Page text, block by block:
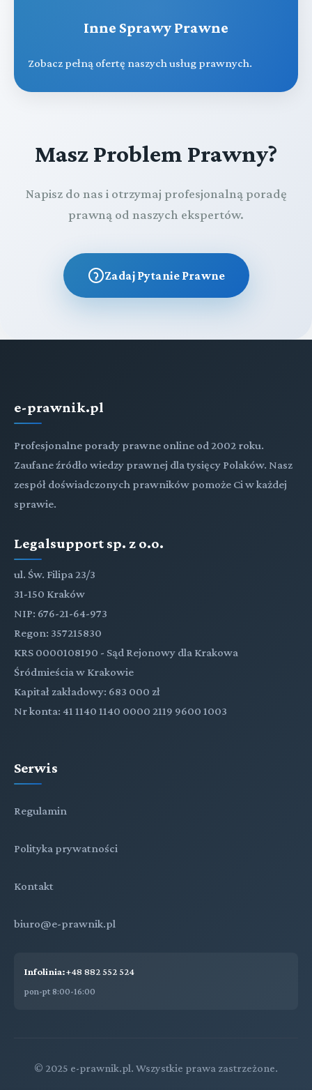
Inne Sprawy Prawne
Zobacz pełną ofertę naszych usług prawnych.
Masz Problem Prawny?
Napisz do nas i otrzymaj profesjonalną poradę
prawną od naszych ekspertów.
Zadaj Pytanie Prawne
e-prawnik.pl
Profesjonalne porady prawne online od 2002 roku.
Zaufane źródło wiedzy prawnej dla tysięcy Polaków. Nasz
zespół doświadczonych prawników pomoże Ci w każdej
sprawie.
Legalsupport sp. z o.o.
ul. Św. Filipa 23/3
31-150 Kraków
NIP: 676-21-64-973
Regon: 357215830
KRS 0000108190 - Sąd Rejonowy dla Krakowa
Śródmieścia w Krakowie
Kapitał zakładowy: 683 000 zł
Nr konta: 41 1140 1140 0000 2119 9600 1003
Serwis
Regulamin
Polityka prywatności
Kontakt
biuro@e-prawnik.pl
Infolinia:+48 882 552 524
pon-pt 8:00-16:00
© 2025 e-prawnik.pl. Wszystkie prawa zastrzeżone.